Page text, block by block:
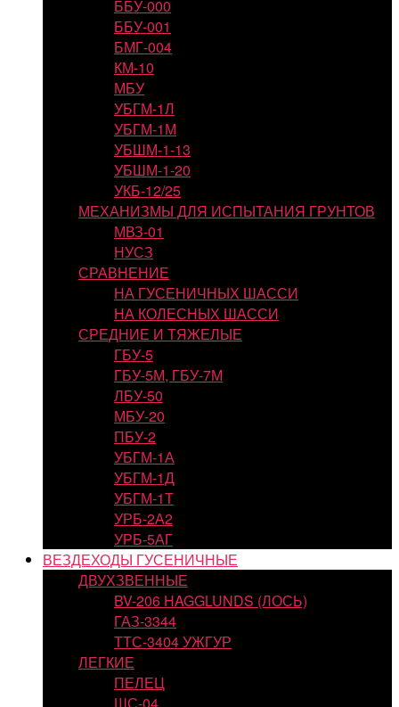
ББУ-000
ББУ-001
БМГ-004
КМ-10
МБУ
УБГМ-1Л
УБГМ-1М
УБШМ-1-13
УБШМ-1-20
УКБ-12/25
МЕХАНИЗМЫ ДЛЯ ИСПЫТАНИЯ ГРУНТОВ
МВЗ-01
НУСЗ
СРАВНЕНИЕ
НА ГУСЕНИЧНЫХ ШАССИ
НА КОЛЕСНЫХ ШАССИ
СРЕДНИЕ И ТЯЖЕЛЫЕ
ГБУ-5
ГБУ-5М, ГБУ-7М
ЛБУ-50
МБУ-20
ПБУ-2
УБГМ-1А
УБГМ-1Д
УБГМ-1Т
УРБ-2А2
УРБ-5АГ
ВЕЗДЕХОДЫ ГУСЕНИЧНЫЕ
ДВУХЗВЕННЫЕ
BV-206 HAGGLUNDS (ЛОСЬ)
ГАЗ-3344
ТТС-3404 УЖГУР
ЛЕГКИЕ
ПЕЛЕЦ